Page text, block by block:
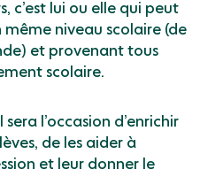
c’est lui ou elle qui peut
même niveau scolaire (de
et provenant tous
scolaire.
l’occasion d’enrichir
de les aider à
et leur donner le